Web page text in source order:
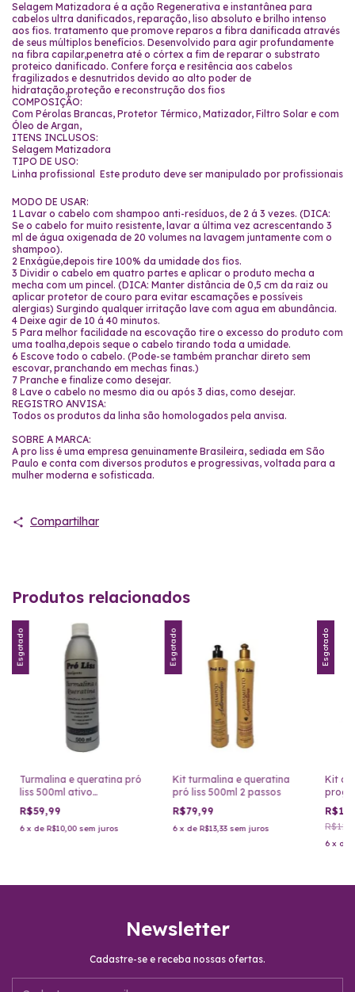
Selagem Matizadora é a ação Regenerativa e instantânea para
cabelos ultra danificados, reparação, liso absoluto e brilho intenso
aos fios. tratamento que promove reparos a fibra danificada através
de seus múltiplos benefícios. Desenvolvido para agir profundamente
na fibra capilar,penetra até o córtex a fim de reparar o substrato
proteico danificado. Confere força e resitência aos cabelos
fragilizados e desnutridos devido ao alto poder de
hidratação,proteção e reconstrução dos fios
COMPOSIÇÃO:
Com Pérolas Brancas, Protetor Térmico, Matizador, Filtro Solar e com
Óleo de Argan,
ITENS INCLUSOS:
Selagem Matizadora
TIPO DE USO:
Linha profissional  Este produto deve ser manipulado por profissionais
MODO DE USAR:
1 Lavar o cabelo com shampoo anti-resíduos, de 2 á 3 vezes. (DICA:
Se o cabelo for muito resistente, lavar a última vez acrescentando 3
ml de água oxigenada de 20 volumes na lavagem juntamente com o
shampoo).
2 Enxágüe,depois tire 100% da umidade dos fios.
3 Dividir o cabelo em quatro partes e aplicar o produto mecha a
mecha com um pincel. (DICA: Manter distância de 0,5 cm da raiz ou
aplicar protetor de couro para evitar escamações e possíveis
alergias) Surgindo qualquer irritação lave com agua em abundância.
4 Deixe agir de 10 á 40 minutos.
5 Para melhor facilidade na escovação tire o excesso do produto com
uma toalha,depois seque o cabelo tirando toda a umidade.
6 Escove todo o cabelo. (Pode-se também pranchar direto sem
escovar, pranchando em mechas finas.)
7 Pranche e finalize como desejar.
8 Lave o cabelo no mesmo dia ou após 3 dias, como desejar.
REGISTRO ANVISA:
Todos os produtos da linha são homologados pela anvisa.
SOBRE A MARCA:
A pro liss é uma empresa genuinamente Brasileira, sediada em São
Paulo e conta com diversos produtos e progressivas, voltada para a
mulher moderna e sofisticada.
Compartilhar
Produtos relacionados
Esgotado
Turmalina e queratina pró
liss 500ml ativo
profissional
R$59,99
6 x de R$10,00 sem juros
Esgotado
Kit turmalina e queratina
pró liss 500ml 2 passos
R$79,99
6 x de R$13,33 sem juros
Esgotado
Kit
6 x de
Newsletter
Cadastre-se e receba nossas ofertas.